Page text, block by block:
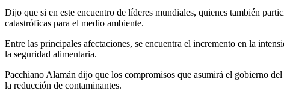
Dijo que si en este encuentro de líderes mundiales, quienes también
catastróficas para el medio ambiente.
Entre las principales afectaciones, se encuentra el incremento en la
la seguridad alimentaria.
Pacchiano Alamán dijo que los compromisos que asumirá el gobierno
la reducción de contaminantes.